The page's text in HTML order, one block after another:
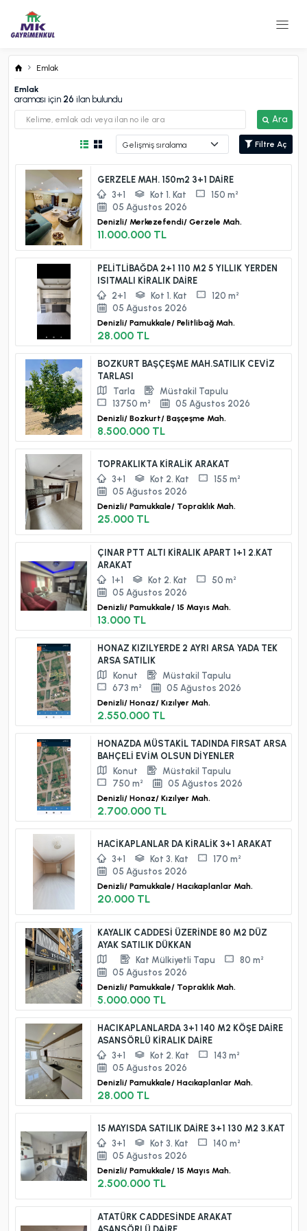
Emlak
Emlak
araması için 26 ilan bulundu
Ara
Filtre Aç
GERZELE MAH. 150m2 3+1 DAİRE
3+1
Kot 1. Kat
150 m²
05 Ağustos 2026
Denizli/ Merkezefendi/ Gerzele Mah.
11.000.000 TL
PELİTLİBAĞDA 2+1 110 M2 5 YILLIK YERDEN
ISITMALI KİRALIK DAİRE
2+1
Kot 1. Kat
120 m²
05 Ağustos 2026
Denizli/ Pamukkale/ Pelitlibağ Mah.
28.000 TL
BOZKURT BAŞÇEŞME MAH.SATILIK CEVİZ
TARLASI
Tarla
Müstakil Tapulu
13750 m²
05 Ağustos 2026
Denizli/ Bozkurt/ Başçeşme Mah.
8.500.000 TL
TOPRAKLIKTA KİRALİK ARAKAT
3+1
Kot 2. Kat
155 m²
05 Ağustos 2026
Denizli/ Pamukkale/ Topraklık Mah.
25.000 TL
ÇINAR PTT ALTI KİRALIK APART 1+1 2.KAT
ARAKAT
1+1
Kot 2. Kat
50 m²
05 Ağustos 2026
Denizli/ Pamukkale/ 15 Mayıs Mah.
13.000 TL
HONAZ KIZILYERDE 2 AYRI ARSA YADA TEK
ARSA SATILIK
Konut
Müstakil Tapulu
673 m²
05 Ağustos 2026
Denizli/ Honaz/ Kızılyer Mah.
2.550.000 TL
HONAZDA MÜSTAKİL TADINDA FIRSAT ARSA
BAHÇELİ EVİM OLSUN DİYENLER
Konut
Müstakil Tapulu
750 m²
05 Ağustos 2026
Denizli/ Honaz/ Kızılyer Mah.
2.700.000 TL
HACİKAPLANLAR DA KİRALİK 3+1 ARAKAT
3+1
Kot 3. Kat
170 m²
05 Ağustos 2026
Denizli/ Pamukkale/ Hacıkaplanlar Mah.
20.000 TL
KAYALIK CADDESİ ÜZERİNDE 80 M2 DÜZ
AYAK SATILIK DÜKKAN
Kat Mülkiyetli Tapu
80 m²
05 Ağustos 2026
Denizli/ Pamukkale/ Topraklık Mah.
5.000.000 TL
HACIKAPLANLARDA 3+1 140 M2 KÖŞE DAİRE
ASANSÖRLÜ KİRALIK DAİRE
3+1
Kot 2. Kat
143 m²
05 Ağustos 2026
Denizli/ Pamukkale/ Hacıkaplanlar Mah.
28.000 TL
15 MAYISDA SATILIK DAİRE 3+1 130 M2 3.KAT
3+1
Kot 3. Kat
140 m²
05 Ağustos 2026
Denizli/ Pamukkale/ 15 Mayıs Mah.
2.500.000 TL
ATATÜRK CADDESİNDE ARAKAT